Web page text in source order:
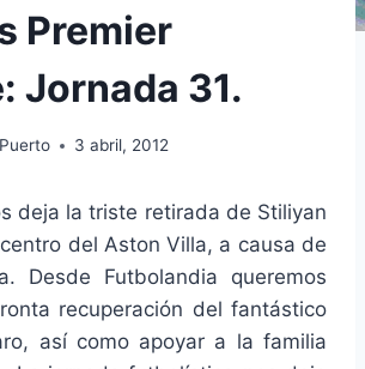
Premier
Jornada 31.
3 abril, 2012
deja la triste retirada de Stiliyan
del Aston Villa, a causa de
Desde Futbolandia queremos
recuperación del fantástico
así como apoyar a la familia